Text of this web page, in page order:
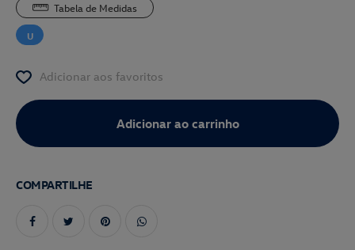
Tabela de Medidas
U
Adicionar aos favoritos
COMPARTILHE